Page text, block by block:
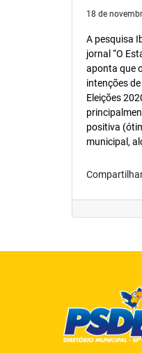
18 de
A pesquisa
jornal “O
aponta que
intenções
Eleições
positiva
municipal,